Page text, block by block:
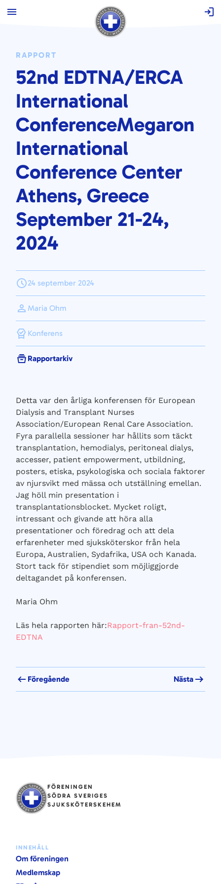
innehållRAPPORT
52nd EDTNA/ERCA
International
ConferenceMegaron
International
Conference Center
Athens, Greece
September 21-24,
2024
24 september 2024
Maria Ohm
Konferens
Rapportarkiv
Detta var den årliga konferensen för European
Dialysis and Transplant Nurses
Association/European Renal Care Association.
Fyra parallella sessioner har hållits som täckt
transplantation, hemodialys, peritoneal dialys,
accesser, patient empowerment, utbildning,
posters, etiska, psykologiska och sociala faktorer
av njursvikt med mässa och utställning emellan.
Jag höll min presentation i
transplantationsblocket. Mycket roligt,
intressant och givande att höra alla
presentationer och föredrag och att dela
erfarenheter med sjuksköterskor från hela
Europa, Australien, Sydafrika, USA och Kanada.
Stort tack för stipendiet som möjliggjorde
deltagandet på konferensen.
Maria Ohm
Läs hela rapporten här:Rapport-fran-52nd-
EDTNA
Föregående Nästa
FÖRENINGEN
SÖDRA SVERIGES
SJUKSKÖTERSKEHEM
INNEHÅLL
Om föreningen
Medlemskap